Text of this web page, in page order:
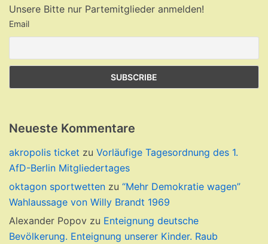
Unsere Bitte nur Partemitglieder anmelden!
Email
Neueste Kommentare
akropolis ticket zu Vorläufige Tagesordnung des 1.
AfD-Berlin Mitgliedertages
oktagon sportwetten zu “Mehr Demokratie wagen”
Wahlaussage von Willy Brandt 1969
Alexander Popov zu Enteignung deutsche
Bevölkerung. Enteignung unserer Kinder. Raub